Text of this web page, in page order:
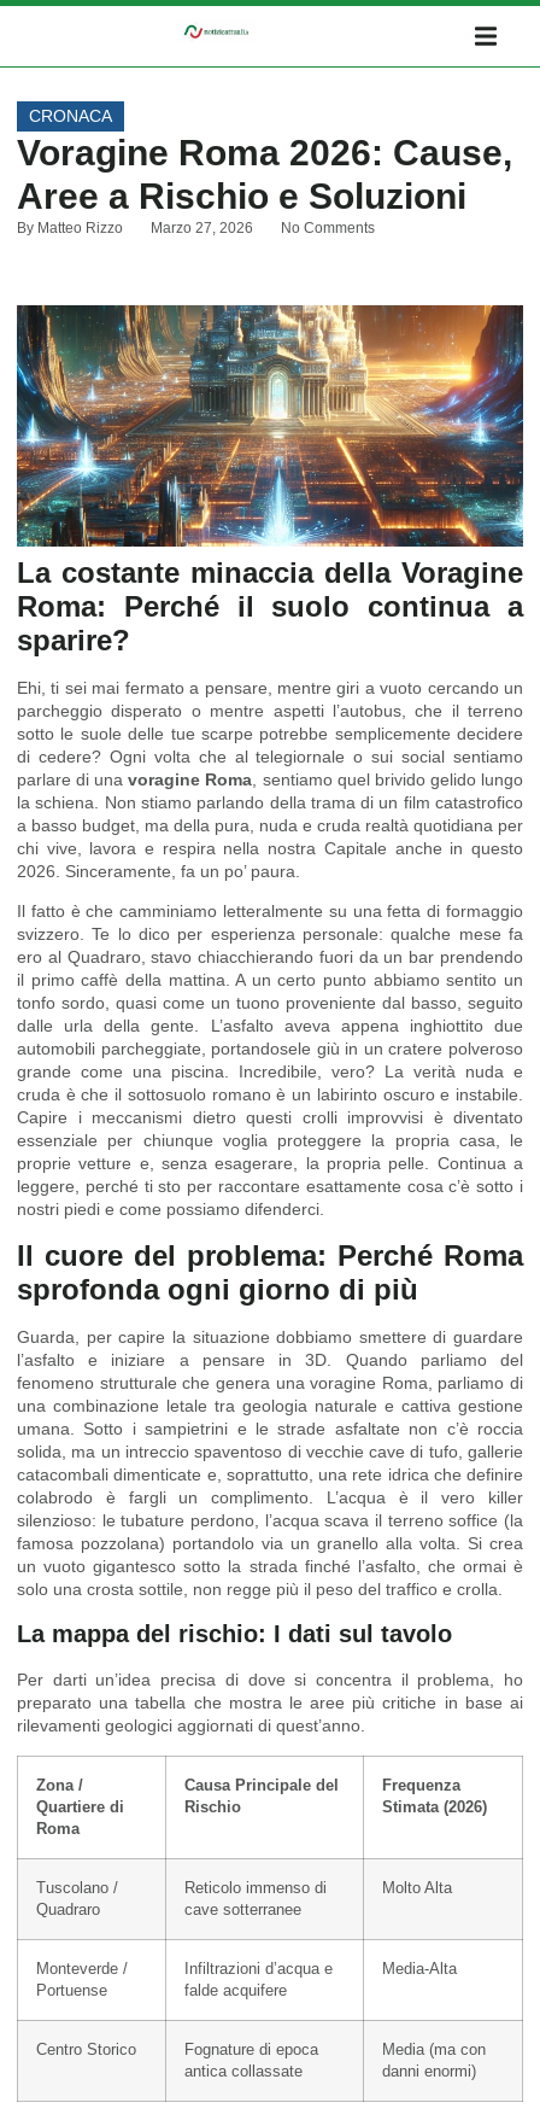
CRONACA
Voragine Roma 2026: Cause,
Aree a Rischio e Soluzioni
By Matteo Rizzo Marzo 27, 2026 No Comments
La costante minaccia della Voragine
Roma: Perché il suolo continua a
sparire?
Ehi, ti sei mai fermato a pensare, mentre giri a vuoto cercando un
parcheggio disperato o mentre aspetti l’autobus, che il terreno
sotto le suole delle tue scarpe potrebbe semplicemente decidere
di cedere? Ogni volta che al telegiornale o sui social sentiamo
parlare di unavoragine Roma , sentiamo quel brivido gelido lungo
la schiena. Non stiamo parlando della trama di un film catastrofico
a basso budget, ma della pura, nuda e cruda realtà quotidiana per
chi vive, lavora e respira nella nostra Capitale anche in questo
2026. Sinceramente, fa un po’ paura.
Il fatto è che camminiamo letteralmente su una fetta di formaggio
svizzero. Te lo dico per esperienza personale: qualche mese fa
ero al Quadraro, stavo chiacchierando fuori da un bar prendendo
il primo caffè della mattina. A un certo punto abbiamo sentito un
tonfo sordo, quasi come un tuono proveniente dal basso, seguito
dalle urla della gente. L’asfalto aveva appena inghiottito due
automobili parcheggiate, portandosele giù in un cratere polveroso
grande come una piscina. Incredibile, vero? La verità nuda e
cruda è che il sottosuolo romano è un labirinto oscuro e instabile.
Capire i meccanismi dietro questi crolli improvvisi è diventato
essenziale per chiunque voglia proteggere la propria casa, le
proprie vetture e, senza esagerare, la propria pelle. Continua a
leggere, perché ti sto per raccontare esattamente cosa c’è sotto i
nostri piedi e come possiamo difenderci.
Il cuore del problema: Perché Roma
sprofonda ogni giorno di più
Guarda, per capire la situazione dobbiamo smettere di guardare
l’asfalto e iniziare a pensare in 3D. Quando parliamo del
fenomeno strutturale che genera una voragine Roma, parliamo di
una combinazione letale tra geologia naturale e cattiva gestione
umana. Sotto i sampietrini e le strade asfaltate non c’è roccia
solida, ma un intreccio spaventoso di vecchie cave di tufo, gallerie
catacombali dimenticate e, soprattutto, una rete idrica che definire
colabrodo è fargli un complimento. L’acqua è il vero killer
silenzioso: le tubature perdono, l’acqua scava il terreno soffice (la
famosa pozzolana) portandolo via un granello alla volta. Si crea
un vuoto gigantesco sotto la strada finché l’asfalto, che ormai è
solo una crosta sottile, non regge più il peso del traffico e crolla.
La mappa del rischio: I dati sul tavolo
Per darti un’idea precisa di dove si concentra il problema, ho
preparato una tabella che mostra le aree più critiche in base ai
rilevamenti geologici aggiornati di quest’anno.
Zona /
Quartiere di
Roma
Causa Principale del
Rischio
Frequenza
Stimata (2026)
Tuscolano /
Quadraro
Reticolo immenso di
cave sotterranee
Molto Alta
Monteverde /
Portuense
Infiltrazioni d’acqua e
falde acquifere
Media-Alta
Centro Storico
Fognature di epoca
antica collassate
Media (ma con
danni enormi)